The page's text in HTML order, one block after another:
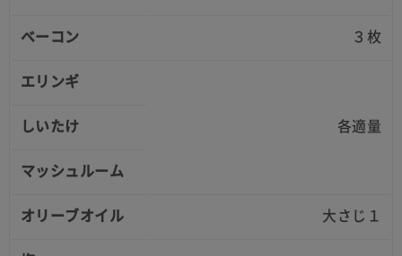
ベーコン ３枚
エリンギ
各適量
しいたけ
マッシュルーム
オリーブオイル 大さじ１